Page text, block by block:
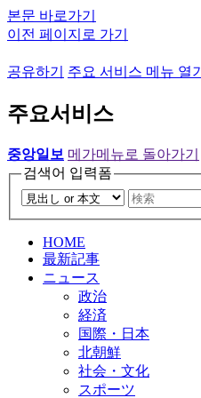
본문 바로가기
이전 페이지로 가기
공유하기 주요 서비스 메뉴 열기
주요서비스
중앙일보 메가메뉴로 돌아가기
검색어 입력폼
HOME
最新記事
ニュース
政治
経済
国際・日本
北朝鮮
社会・文化
スポーツ